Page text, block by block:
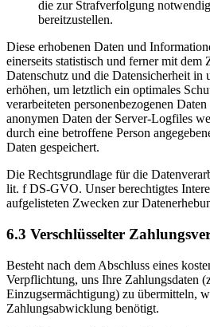
die zur Strafverfolgung
bereitzustellen.
Diese erhobenen Daten und
einerseits statistisch und ferner mit dem
Datenschutz und die Datensicherheit in
erhöhen, um letztlich ein optimales
verarbeiteten personenbezogenen
anonymen Daten der Server-Logfiles
durch eine betroffene Person
Daten gespeichert.
Die Rechtsgrundlage für die
lit. f DS-GVO. Unser berechtigtes
aufgelisteten Zwecken zur
6.3 Verschlüsselter
Besteht nach dem Abschluss eines
Verpflichtung, uns Ihre Zahlungsdaten
Einzugsermächtigung) zu übermitteln,
Zahlungsabwicklung benötigt.